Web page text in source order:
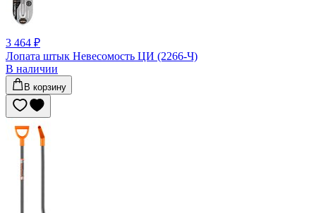
3 464 ₽
Лопата штык Невесомость ЦИ (2266-Ч)
В наличии
В корзину